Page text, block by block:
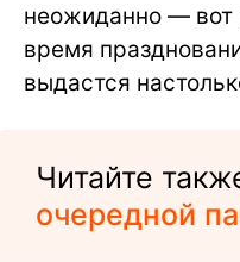
неожиданно — вот
время
выдастся
Читайте
очередной